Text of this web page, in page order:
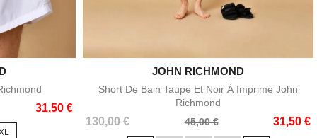
31,50 €
Aperçu rapide
JOHN RICHMOND
Short De Bain Taupe Et Noir À Imprimé John
Richmond
130,00 €
Prix
45,00 € 31,50 €
Prix